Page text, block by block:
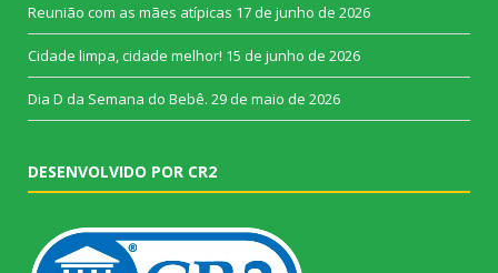
Reunião com as mães atípicas 17 de junho de 2026
Cidade limpa, cidade melhor! 15 de junho de 2026
Dia D da Semana do Bebê. 29 de maio de 2026
DESENVOLVIDO POR CR2